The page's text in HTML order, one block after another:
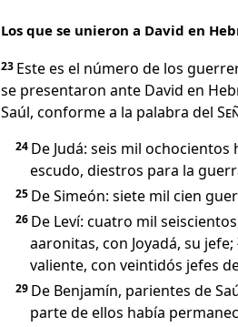
Los que se unieron a David en
23 Este es el número de los
se presentaron ante David en
Saúl, conforme a la palabra del
24 De Judá: seis mil
escudo, diestros para la
25 De Simeón: siete mil cien
26 De Leví: cuatro mil
aaronitas, con Joyadá, su jefe;
valiente, con veintidós jefes
29 De Benjamín, parientes de
parte de ellos había